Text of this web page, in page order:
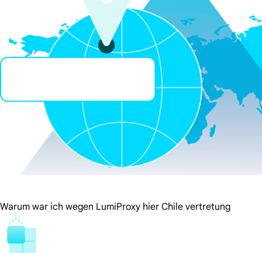
Warum war ich wegen LumiProxy hier Chile vertretung